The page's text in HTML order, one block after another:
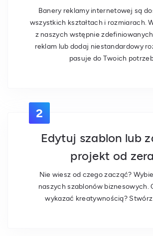
Banery reklamy internetowej są
wszystkich kształtach i rozmiarach.
z naszych wstępnie
reklam lub dodaj niestandardowy
pasuje do Twoich
2
Edytuj szablon lub
projekt od zera
Nie wiesz od czego zacząć?
naszych szablonów biznesowych.
wykazać kreatywnością? Stwórz